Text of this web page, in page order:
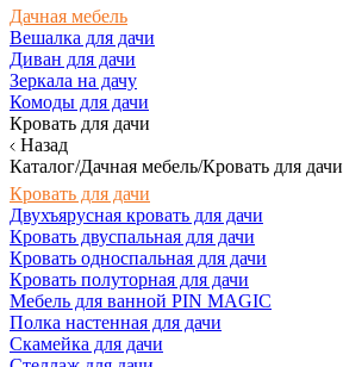
Дачная мебель
Вешалка для дачи
Диван для дачи
Зеркала на дачу
Комоды для дачи
Кровать для дачи
Назад
Каталог/Дачная мебель/Кровать для дачи
Кровать для дачи
Двухъярусная кровать для дачи
Кровать двуспальная для дачи
Кровать односпальная для дачи
Кровать полуторная для дачи
Мебель для ванной PIN MAGIC
Полка настенная для дачи
Скамейка для дачи